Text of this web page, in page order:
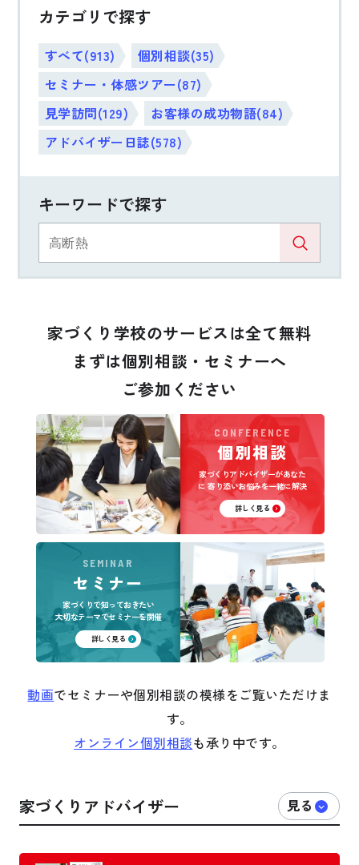
カテゴリで探す
すべて(913)
個別相談(35)
セミナー・体感ツアー(87)
見学訪問(129)
お客様の成功物語(84)
アドバイザー日誌(578)
キーワードで探す
家づくり学校のサービスは全て無料
まずは個別相談・セミナーへ
ご参加ください
CONFERENCE
個別相談
家づくりアドバイザーがあなた
に寄り添いお悩みを一緒に解決
詳しく見る
SEMINAR
セミナー
家づくりで知っておきたい
大切なテーマでセミナーを開催
詳しく見る
動画でセミナーや個別相談の模様をご覧いただけま
す。
オンライン個別相談も承り中です。
家づくりアドバイザー